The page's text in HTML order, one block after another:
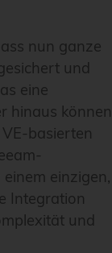
nun ganze
und
eine
hinaus können
basierten
einzigen,
Integration
und